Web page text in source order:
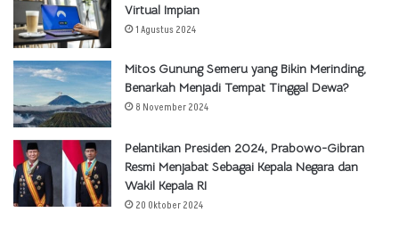
Virtual Impian
1 Agustus 2024
Mitos Gunung Semeru yang Bikin Merinding,
Benarkah Menjadi Tempat Tinggal Dewa?
8 November 2024
Pelantikan Presiden 2024, Prabowo-Gibran
Resmi Menjabat Sebagai Kepala Negara dan
Wakil Kepala RI
20 Oktober 2024